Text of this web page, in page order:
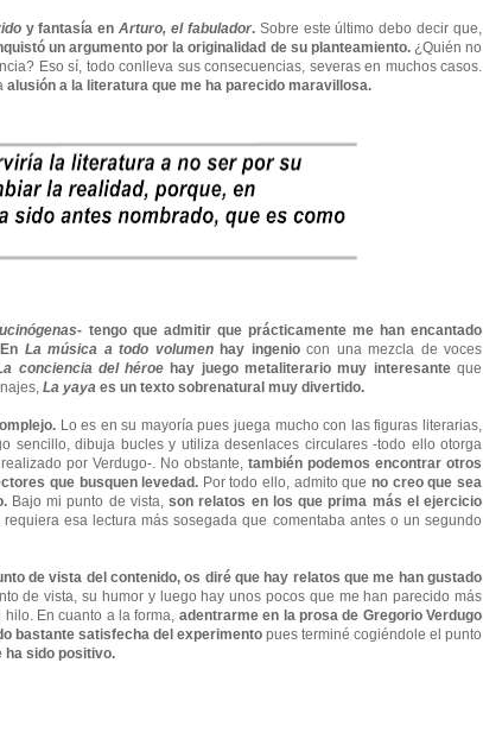
y fantasía enArturo, el fabulador.Sobre este último debo decir que,
un argumento por la originalidad de su planteamiento.¿Quién no
Eso sí, todo conlleva sus consecuencias, severas en muchos casos.
alusión a la literatura que me ha parecido maravillosa.
- tengo que admitir que prácticamente me han encantado
En La música a todo volumenhay ingeniocon una mezcla de voces
conciencia del héroe hay juego metaliterario muy interesanteque
La yaya es un texto sobrenatural muy divertido.
Lo es en su mayoría pues juega mucho con las figuras literarias,
sencillo, dibuja bucles y utiliza desenlaces circulares -todo ello otorga
por Verdugo-. No obstante, también podemos encontrar otros
que busquen levedad. Por todo ello, admito queno creo que sea
Bajo mi punto de vista,son relatos en los que prima más el ejercicio
esa lectura más sosegada que comentaba antes o un segundo
de vista del contenido, os diré que hay relatos que me han gustado
de vista, su humor y luego hay unos pocos que me han parecido más
En cuanto a la forma, adentrarme en la prosa de Gregorio Verdugo
bastante satisfecha del experimento pues terminé cogiéndole el punto
ha sido positivo.